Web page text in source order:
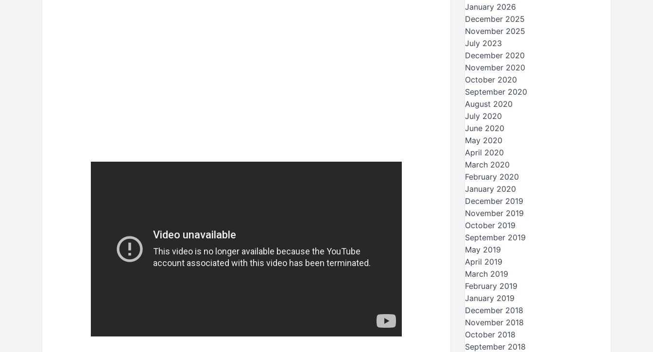
January 2026
December 2025
November 2025
July 2023
December 2020
November 2020
October 2020
September 2020
August 2020
July 2020
June 2020
May 2020
April 2020
March 2020
February 2020
January 2020
December 2019
November 2019
October 2019
September 2019
May 2019
April 2019
March 2019
February 2019
January 2019
December 2018
November 2018
October 2018
September 2018